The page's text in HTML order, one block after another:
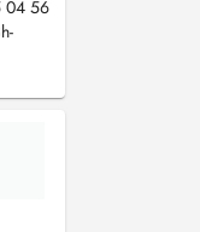
04 56